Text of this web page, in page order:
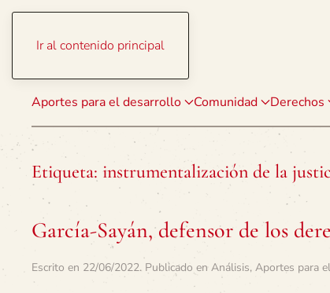
Ir al contenido principal
Aportes para el desarrollo Comunidad Derechos
Etiqueta: instrumentalización de la
García-Sayán, defensor de los
Escrito en 22/06/2022. Publicado en Análisis, Aportes para